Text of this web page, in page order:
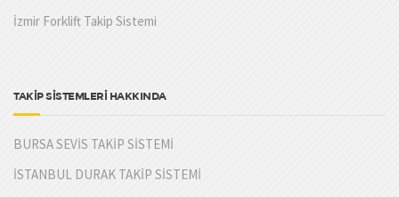
İzmir Forklift Takip Sistemi
TAKİP SİSTEMLERİ HAKKINDA
BURSA SEVİS TAKİP SİSTEMİ
İSTANBUL DURAK TAKİP SİSTEMİ